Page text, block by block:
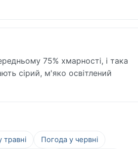
75% хмарності, і така
сірий, м'яко освітлений
травні
Погода у червні